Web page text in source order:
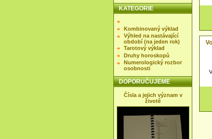
KATEGORIE
Kombinovaný výklad
Výhled na nastávající
období (na jeden rok)
Tarotový výklad
Druhy horoskopů
Numerologický rozbor
osobnosti
DOPORUČUJEME
Čísla a jejich význam v
životě